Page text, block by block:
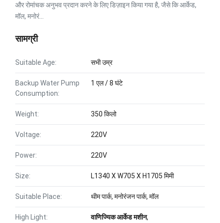
और रोमांचक अनुभव प्रदान करने के लिए डिज़ाइन किया गया है, जैसे कि आर्केड,
मॉल, मनोरं...
सामग्री
Suitable Age: सभी उम्र
Backup Water Pump
Consumption:
1 एल / 8 घंटे
Weight: 350 किलो
Voltage: 220V
Power: 220V
Size: L1340 X W705 X H1705 मिमी
Suitable Place: थीम पार्क, मनोरंजन पार्क, मॉल
High Light: वाणिज्यिक आर्केड मशीन,